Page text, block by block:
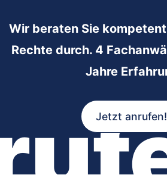
Wir beraten Sie
Rechte durch. 4
Jahre
Jetzt anrufen!